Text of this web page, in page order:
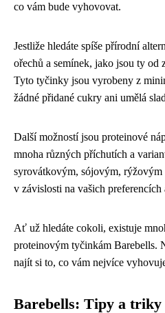
co vám bude vyhovovat.
Jestliže hledáte spíše přírodní
ořechů a semínek, jako jsou ty od
Tyto tyčinky jsou vyrobeny z
žádné přidané cukry ani umělá
Další možností jsou proteinové
mnoha různých příchutích a
syrovátkovým, sójovým, rýžovým
v závislosti na vašich
Ať už hledáte cokoli, existuje
proteinovým tyčinkám Barebells.
najít si to, co vám nejvíce
Barebells: Tipy a triky